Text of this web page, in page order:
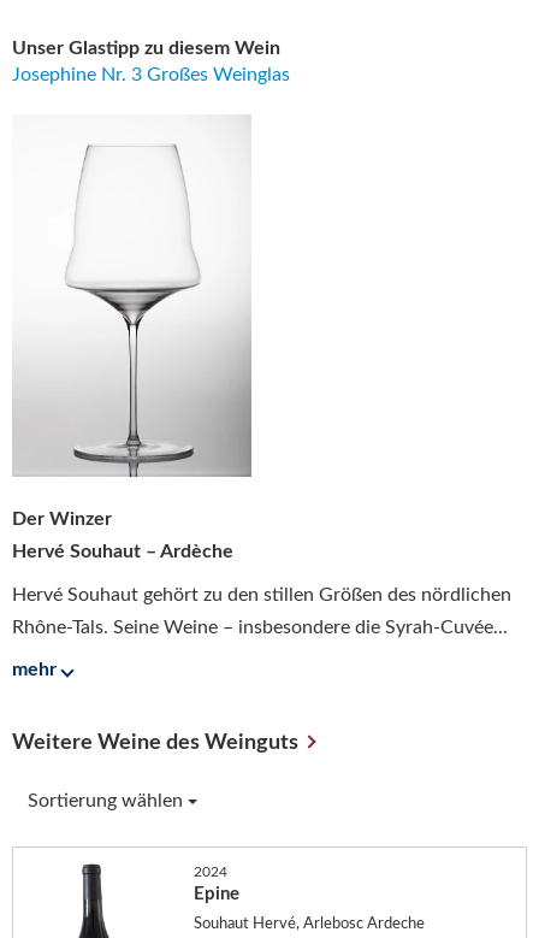
Unser Glastipp zu diesem Wein
Josephine Nr. 3 Großes Weinglas
Der Winzer
Hervé Souhaut – Ardèche
Hervé Souhaut gehört zu den stillen Größen des nördlichen
Rhône-Tals. Seine Weine – insbesondere die Syrah-Cuvée...
mehr
Weitere Weine des Weinguts
Sortierung wählen
2024
Epine
Souhaut Hervé, Arlebosc Ardeche